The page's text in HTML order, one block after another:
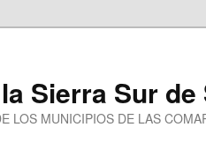
Sierra Sur de
LOS MUNICIPIOS DE LAS